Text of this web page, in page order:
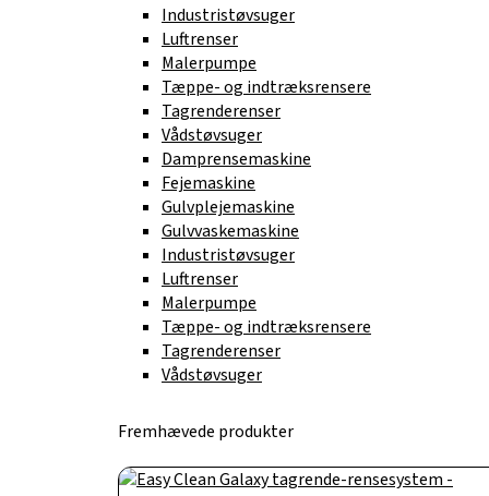
Industristøvsuger
Luftrenser
Malerpumpe
Tæppe- og indtræksrensere
Tagrenderenser
Vådstøvsuger
Damprensemaskine
Fejemaskine
Gulvplejemaskine
Gulvvaskemaskine
Industristøvsuger
Luftrenser
Malerpumpe
Tæppe- og indtræksrensere
Tagrenderenser
Vådstøvsuger
Fremhævede produkter